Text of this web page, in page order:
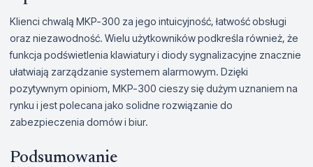
Klienci chwalą MKP-300 za jego intuicyjność, łatwość obsługi
oraz niezawodność. Wielu użytkowników podkreśla również, że
funkcja podświetlenia klawiatury i diody sygnalizacyjne znacznie
ułatwiają zarządzanie systemem alarmowym. Dzięki
pozytywnym opiniom, MKP-300 cieszy się dużym uznaniem na
rynku i jest polecana jako solidne rozwiązanie do
zabezpieczenia domów i biur.
Podsumowanie